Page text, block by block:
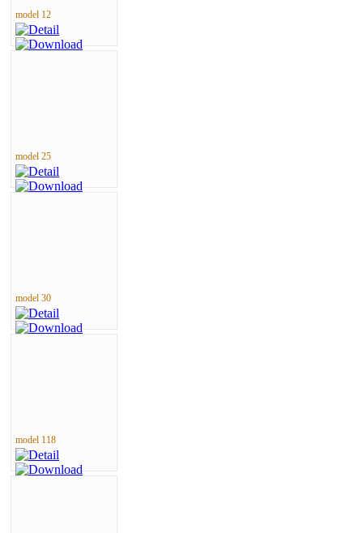
model 12
model 25
model 30
model 118